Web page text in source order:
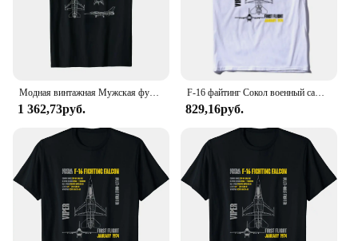
Модная винтажная Мужская футболка в стиле ретро, футболка в стиле милитари ВВС F16 Fighter Jet, Короткие повседневные рубашки из 100% хлопка, уличная одежда
1 362,73руб.
F-16 файтинг Сокол военный самолет мужской короткий рукав повседневный хлопок O-образный вырез
829,16руб.